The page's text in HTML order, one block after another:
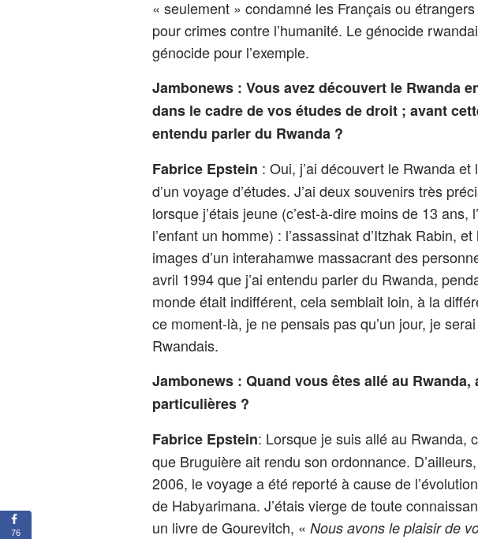
« seulement » condamné les Français ou
pour crimes contre l’humanité. Le génocide
génocide pour l’exemple.
Jambonews : Vous avez découvert le Rwanda
dans le cadre de vos études de droit ; avant
entendu parler du Rwanda ?
Fabrice Epstein : Oui, j’ai découvert le Rwanda et
d’un voyage d’études. J’ai deux souvenirs très
lorsque j’étais jeune (c’est-à-dire moins de 13 ans,
l’enfant un homme) : l’assassinat d’Itzhak Rabin,
images d’un interahamwe massacrant des
avril 1994 que j’ai entendu parler du Rwanda,
monde était indifférent, cela semblait loin, à la
ce moment-là, je ne pensais pas qu’un jour, je
Rwandais.
Jambonews : Quand vous êtes allé au
particulières ?
Fabrice Epstein: Lorsque je suis allé au Rwanda,
que Bruguière ait rendu son ordonnance.
2006, le voyage a été reporté à cause de
de Habyarimana. J’étais vierge de toute
un livre de Gourevitch, « Nous avons le plaisir de
76